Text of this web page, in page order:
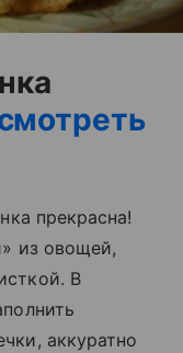
прекрасна!
из овощей,
В
аккуратно